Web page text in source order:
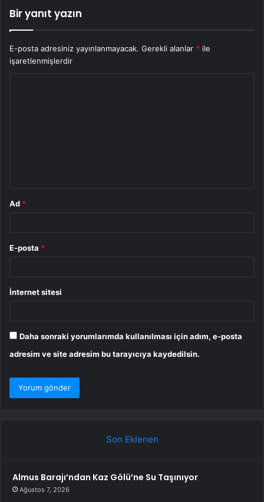
Bir yanıt yazın
E-posta adresiniz yayınlanmayacak. Gerekli alanlar * ile
işaretlenmişlerdir
Ad *
E-posta *
İnternet sitesi
Daha sonraki yorumlarımda kullanılması için adım, e-posta
adresim ve site adresim bu tarayıcıya kaydedilsin.
Son Eklenen
Almus Barajı’ndan Kaz Gölü’ne Su Taşınıyor
Ağustos 7, 2026